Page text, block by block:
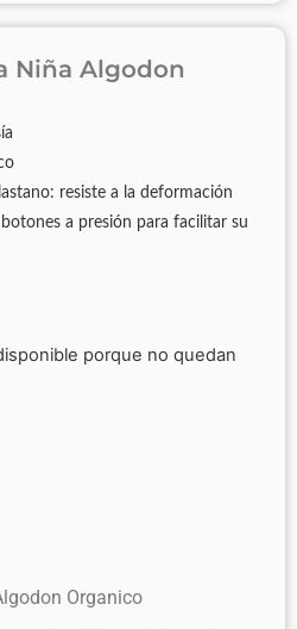
Niña Algodon
resiste a la deformación
botones a presión para facilitar su
porque no quedan
Organico